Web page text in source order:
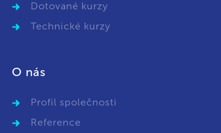
Dotované kurzy
Technické kurzy
O nás
Profil společnosti
Reference